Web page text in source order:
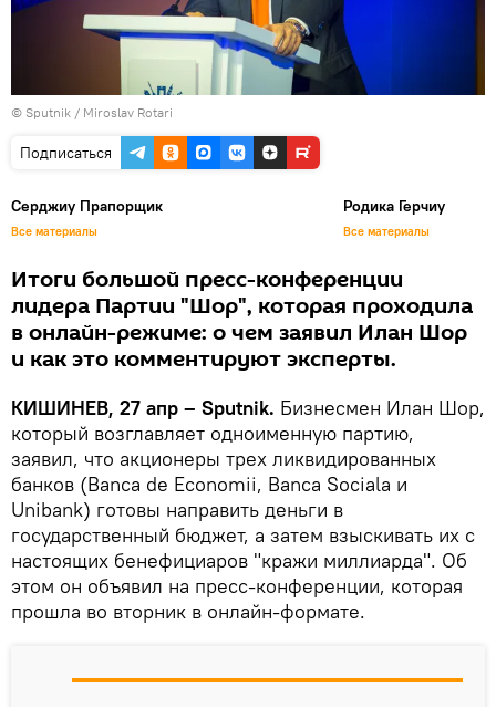
© Sputnik / Miroslav Rotari
Подписаться
Серджиу Прапорщик
Все материалы
Родика Герчиу
Все материалы
Итоги большой пресс-конференции
лидера Партии "Шор", которая проходила
в онлайн-режиме: о чем заявил Илан Шор
и как это комментируют эксперты.
КИШИНЕВ, 27 апр – Sputnik. Бизнесмен Илан Шор,
который возглавляет одноименную партию,
заявил, что акционеры трех ликвидированных
банков (Banca de Economii, Banca Sociala и
Unibank) готовы направить деньги в
государственный бюджет, а затем взыскивать их с
настоящих бенефициаров "кражи миллиарда". Об
этом он объявил на пресс-конференции, которая
прошла во вторник в онлайн-формате.